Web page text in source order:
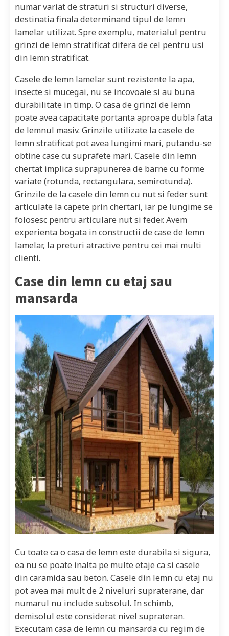
numar variat de straturi si structuri diverse,
destinatia finala determinand tipul de lemn
lamelar utilizat. Spre exemplu, materialul pentru
grinzi de lemn stratificat difera de cel pentru usi
din lemn stratificat.
Casele de lemn lamelar sunt rezistente la apa,
insecte si mucegai, nu se incovoaie si au buna
durabilitate in timp. O casa de grinzi de lemn
poate avea capacitate portanta aproape dubla fata
de lemnul masiv. Grinzile utilizate la casele de
lemn stratificat pot avea lungimi mari, putandu-se
obtine case cu suprafete mari. Casele din lemn
chertat implica suprapunerea de barne cu forme
variate (rotunda, rectangulara, semirotunda).
Grinzile de la casele din lemn cu nut si feder sunt
articulate la capete prin chertari, iar pe lungime se
folosesc pentru articulare nut si feder. Avem
experienta bogata in constructii de case de lemn
lamelar, la preturi atractive pentru cei mai multi
clienti.
Case din lemn cu etaj sau
mansarda
Cu toate ca o casa de lemn este durabila si sigura,
ea nu se poate inalta pe multe etaje ca si casele
din caramida sau beton. Casele din lemn cu etaj nu
pot avea mai mult de 2 niveluri supraterane, dar
numarul nu include subsolul. In schimb,
demisolul este considerat nivel suprateran.
Executam casa de lemn cu mansarda cu regim de